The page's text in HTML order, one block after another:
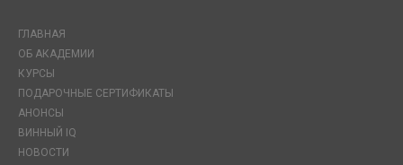
ГЛАВНАЯ
ОБ АКАДЕМИИ
КУРСЫ
ПОДАРОЧНЫЕ СЕРТИФИКАТЫ
АНОНСЫ
ВИННЫЙ IQ
НОВОСТИ